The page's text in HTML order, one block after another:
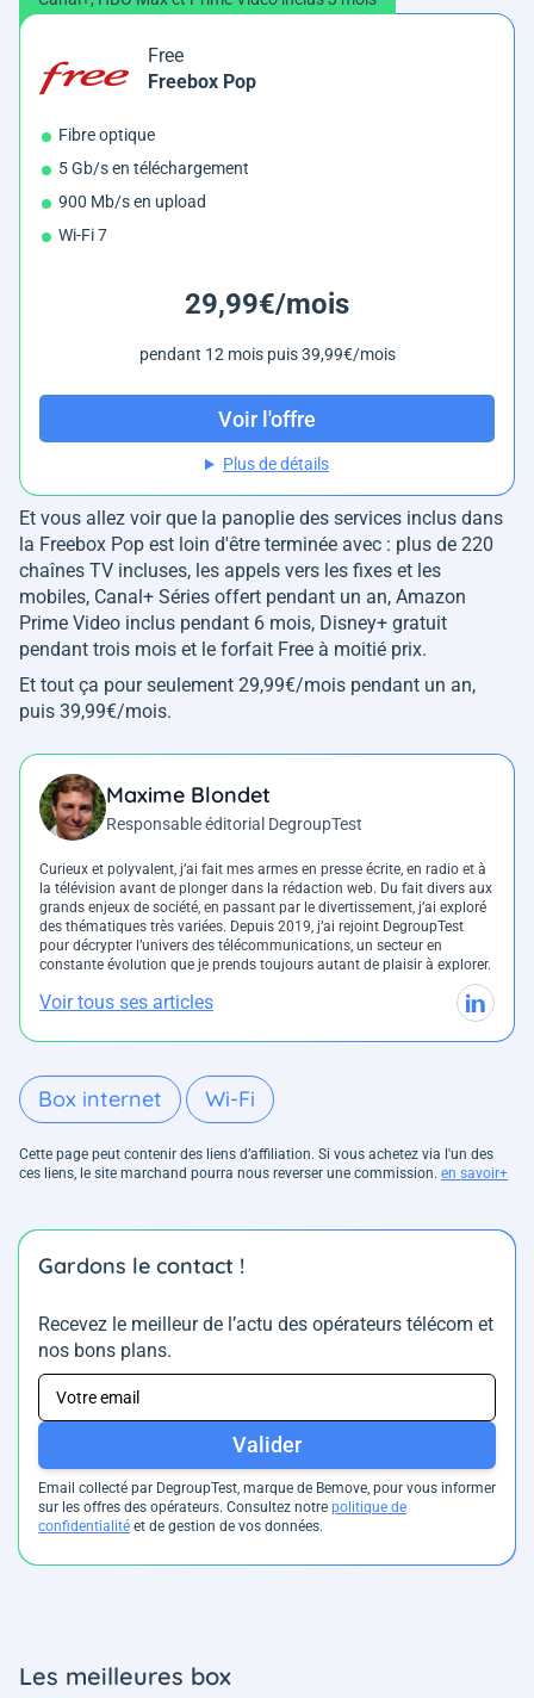
Free
Freebox Pop
Fibre optique
5 Gb/s en téléchargement
900 Mb/s en upload
Wi-Fi 7
29,99€/mois
pendant 12 mois puis 39,99€/mois
Voir l'offre
Plus de détails
Et vous allez voir que la panoplie des services inclus dans
la Freebox Pop est loin d'être terminée avec : plus de 220
chaînes TV incluses, les appels vers les fixes et les
mobiles, Canal+ Séries offert pendant un an, Amazon
Prime Video inclus pendant 6 mois, Disney+ gratuit
pendant trois mois et le forfait Free à moitié prix.
Et tout ça pour seulement 29,99€/mois pendant un an,
puis 39,99€/mois.
Maxime Blondet
Responsable éditorial DegroupTest
Curieux et polyvalent, j’ai fait mes armes en presse écrite, en radio et à
la télévision avant de plonger dans la rédaction web. Du fait divers aux
grands enjeux de société, en passant par le divertissement, j’ai exploré
des thématiques très variées. Depuis 2019, j’ai rejoint DegroupTest
pour décrypter l’univers des télécommunications, un secteur en
constante évolution que je prends toujours autant de plaisir à explorer.
Voir tous ses articles
Box internet Wi-Fi
Cette page peut contenir des liens d’affiliation. Si vous achetez via l'un des
ces liens, le site marchand pourra nous reverser une commission. en savoir+
Gardons le contact !
Recevez le meilleur de l’actu des opérateurs télécom et
nos bons plans.
Valider
Email collecté par DegroupTest, marque de Bemove, pour vous informer
sur les offres des opérateurs. Consultez notre politique de
confidentialité et de gestion de vos données.
Les meilleures box